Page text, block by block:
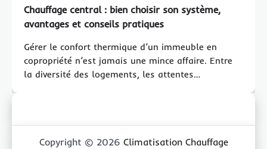
Chauffage central : bien choisir son système,
avantages et conseils pratiques
Gérer le confort thermique d’un immeuble en
copropriété n’est jamais une mince affaire. Entre
la diversité des logements, les attentes…
Copyright © 2026 Climatisation Chauffage